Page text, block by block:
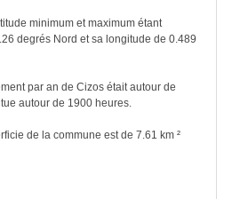
minimum et maximum étant
degrés Nord et sa longitude de 0.489
par an de Cizos était autour de
autour de 1900 heures.
de la commune est de 7.61 km ²